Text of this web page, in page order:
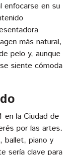
enfocarse en su
más natural,
pelo y, aunque
siente cómoda
en la Ciudad de
por las artes.
ballet, piano y
sería clave para